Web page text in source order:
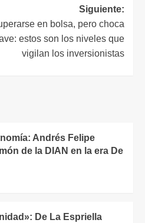
Siguiente:
en bolsa, pero choca
estos son los niveles que
vigilan los inversionistas
Andrés Felipe
de la DIAN en la era De
De La Espriella